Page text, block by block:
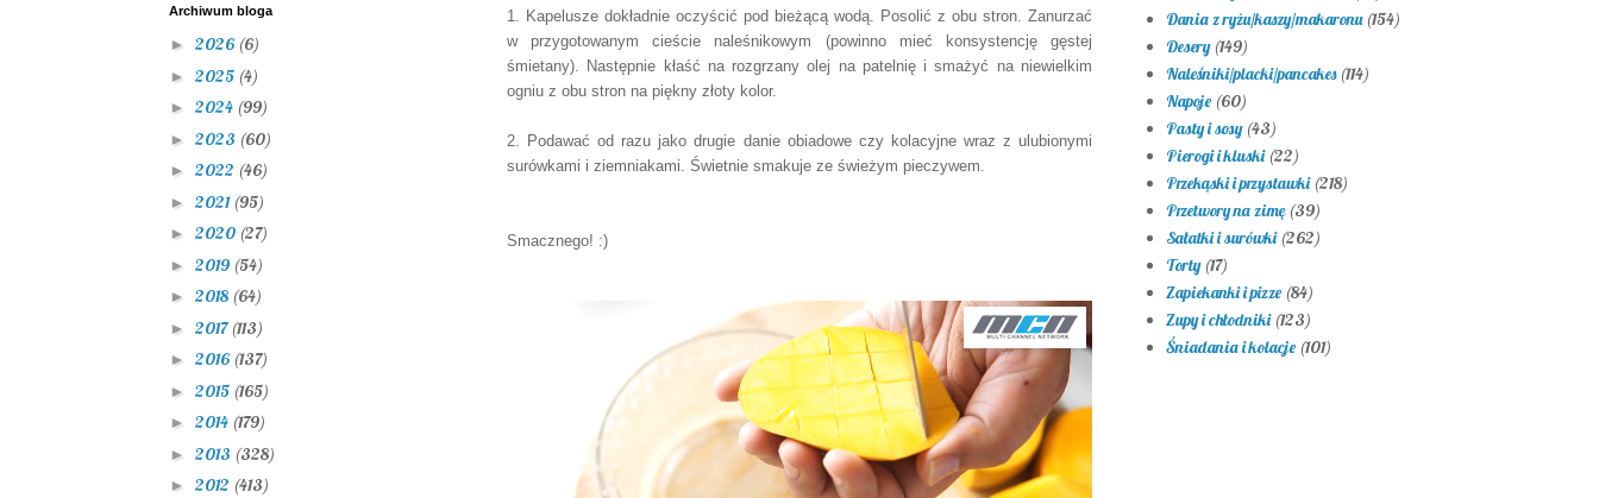
1. Kapelusze dokładnie oczyścić pod bieżącą wodą. Posolić z obu stron. Zanurzać
w przygotowanym cieście naleśnikowym (powinno mieć konsystencję gęstej
śmietany). Następnie kłaść na rozgrzany olej na patelnię i smażyć na niewielkim
ogniu z obu stron na piękny złoty kolor.
2. Podawać od razu jako drugie danie obiadowe czy kolacyjne wraz z ulubionymi
surówkami i ziemniakami. Świetnie smakuje ze świeżym pieczywem.
Smacznego! :)
Archiwum bloga
► 2026 (6)
► 2025 (4)
► 2024 (99)
► 2023 (60)
► 2022 (46)
► 2021 (95)
► 2020 (27)
► 2019 (54)
► 2018 (64)
► 2017(113)
► 2016 (137)
► 2015 (165)
► 2014 (179)
► 2013 (328)
► 2012 (413)
Dania z ryżu/kaszy/makaronu (154)
Desery (149)
Naleśniki/placki/pancakes (114)
Napoje (60)
Pasty i sosy (43)
Pierogi i kluski (22)
Przekąski i przystawki (218)
Przetwory na zimę (39)
Sałatki i surówki (262)
Torty (17)
Zapiekanki i pizze (84)
Zupy i chłodniki (123)
Śniadania i kolacje (101)